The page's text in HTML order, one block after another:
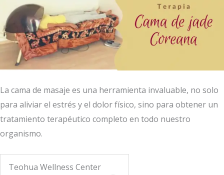
La cama de masaje es una herramienta invaluable, no solo
para aliviar el estrés y el dolor físico, sino para obtener un
tratamiento terapéutico completo en todo nuestro
organismo.
Teohua Wellness Center